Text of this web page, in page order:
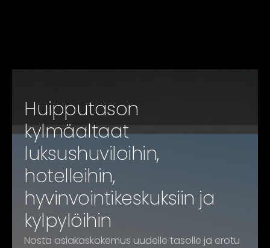
Huipputason
kylmäaltaat
luksushuviloihin,
hotelleihin,
hyvinvointikeskuksiin ja
kylpylöihin
Nosta asiakaskokemus uudelle tasolle ja erotu